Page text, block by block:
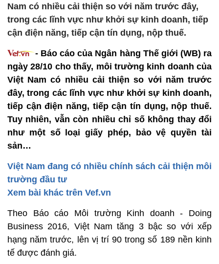
Nam có nhiều cải thiện so với năm trước đây,
trong các lĩnh vực như khởi sự kinh doanh, tiếp
cận điện năng, tiếp cận tín dụng, nộp thuế.
- Báo cáo của Ngân hàng Thế giới (WB) ra
ngày 28/10 cho thấy, môi trường kinh doanh của
Việt Nam có nhiều cải thiện so với năm trước
đây, trong các lĩnh vực như khởi sự kinh doanh,
tiếp cận điện năng, tiếp cận tín dụng, nộp thuế.
Tuy nhiên, vẫn còn nhiều chỉ số không thay đổi
như một số loại giấy phép, bảo vệ quyền tài
sản…
Việt Nam đang có nhiều chính sách cải thiện môi
trường đầu tư
Xem bài khác trên Vef.vn
Theo Báo cáo Môi trường Kinh doanh - Doing
Business 2016, Việt Nam tăng 3 bậc so với xếp
hạng năm trước, lên vị trí 90 trong số 189 nền kinh
tế được đánh giá.